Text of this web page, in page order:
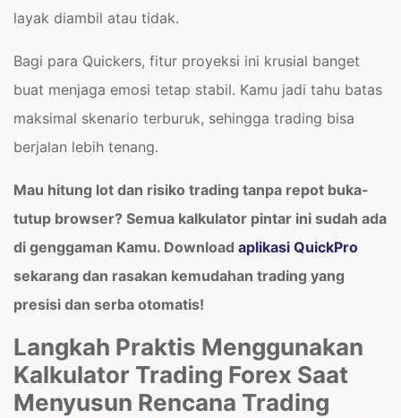
layak diambil atau tidak.
Bagi para Quickers, fitur proyeksi ini krusial banget
buat menjaga emosi tetap stabil. Kamu jadi tahu batas
maksimal skenario terburuk, sehingga trading bisa
berjalan lebih tenang.
Mau hitung lot dan risiko trading tanpa repot buka-
tutup browser? Semua kalkulator pintar ini sudah ada
di genggaman Kamu. Download aplikasi QuickPro
sekarang dan rasakan kemudahan trading yang
presisi dan serba otomatis!
Langkah Praktis Menggunakan
Kalkulator Trading Forex Saat
Menyusun Rencana Trading